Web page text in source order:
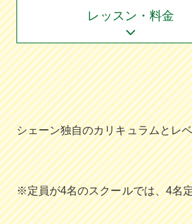
レッスン・料金
シェーン独⾃のカリキュラムとレ
※定員が4名のスクールでは、4名